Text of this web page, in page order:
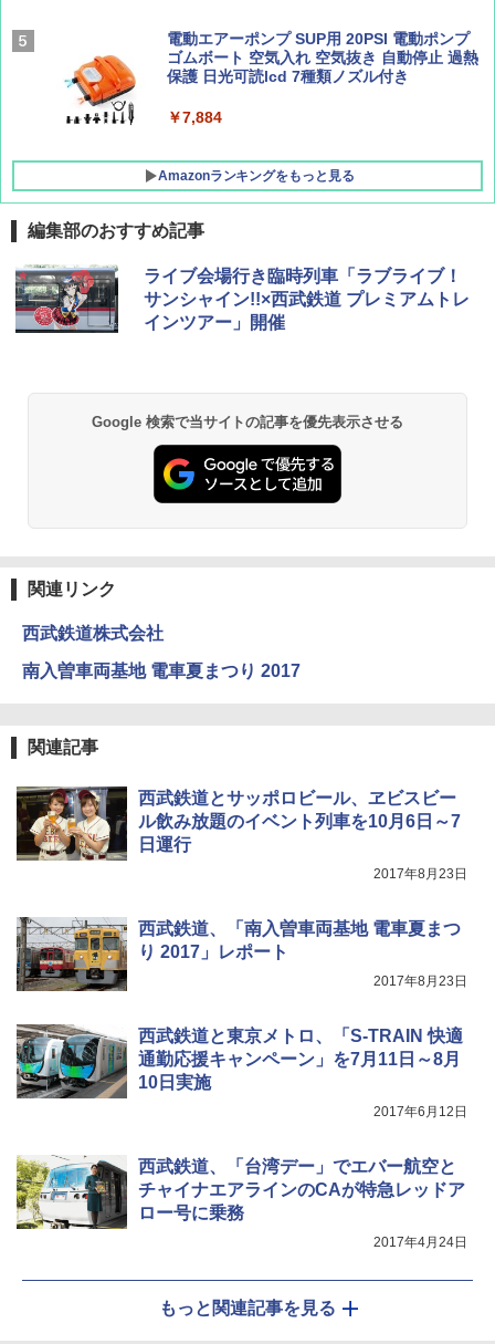
イド ブラックコーティング フルクローズ メ
ッシュ 4人用 簡単設置 ポップアップテント P
ATCW-150B エクルベージュ
￥-
電動エアーポンプ SUP用 20PSI 電動ポンプ
ゴムボート 空気入れ 空気抜き 自動停止 過熱
保護 日光可読lcd 7種類ノズル付き
￥7,884
Amazonランキングをもっと見る
編集部のおすすめ記事
ライブ会場行き臨時列車「ラブライブ！
サンシャイン!!×西武鉄道 プレミアムトレ
インツアー」開催
Google 検索で当サイトの記事を優先表示させる
関連リンク
西武鉄道株式会社
南入曽車両基地 電車夏まつり 2017
関連記事
西武鉄道とサッポロビール、ヱビスビー
ル飲み放題のイベント列車を10月6日～7
日運行
2017年8月23日
西武鉄道、「南入曽車両基地 電車夏まつ
り 2017」レポート
2017年8月23日
西武鉄道と東京メトロ、「S-TRAIN 快適
通勤応援キャンペーン」を7月11日～8月
10日実施
2017年6月12日
西武鉄道、「台湾デー」でエバー航空と
チャイナエアラインのCAが特急レッドア
ロー号に乗務
2017年4月24日
もっと関連記事を見る